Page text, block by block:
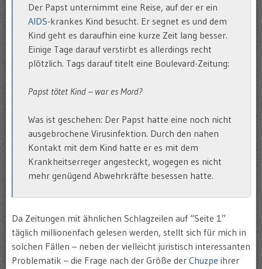
Der Papst unternimmt eine Reise, auf der er ein
AIDS-krankes Kind besucht. Er segnet es und dem
Kind geht es daraufhin eine kurze Zeit lang besser.
Einige Tage darauf verstirbt es allerdings recht
plötzlich. Tags darauf titelt eine Boulevard-Zeitung:
Papst tötet Kind – war es Mord?
Was ist geschehen: Der Papst hatte eine noch nicht
ausgebrochene Virusinfektion. Durch den nahen
Kontakt mit dem Kind hatte er es mit dem
Krankheitserreger angesteckt, wogegen es nicht
mehr genügend Abwehrkräfte besessen hatte.
Da Zeitungen mit ähnlichen Schlagzeilen auf “Seite 1”
täglich millionenfach gelesen werden, stellt sich für mich in
solchen Fällen – neben der vielleicht juristisch interessanten
Problematik – die Frage nach der Größe der Chuzpe ihrer